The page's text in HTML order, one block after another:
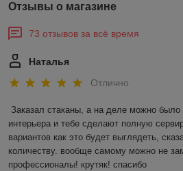
Отзывы о магазине
73 отзывов за всё время
Наталья
Отлично
Заказал стаканы, а на деле можно было
интерьера и тебе сделают полную
вариантов как это будет выглядеть,
количеству. вообще самому можно не
профессионалы! крутяк! спасибо